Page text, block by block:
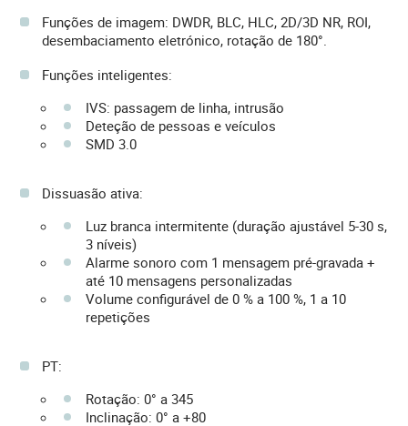
Funções de imagem: DWDR, BLC, HLC, 2D/3D NR, ROI,
desembaciamento eletrónico, rotação de 180°.
Funções inteligentes:
IVS: passagem de linha, intrusão
Deteção de pessoas e veículos
SMD 3.0
Dissuasão ativa:
Luz branca intermitente (duração ajustável 5-30 s,
3 níveis)
Alarme sonoro com 1 mensagem pré-gravada +
até 10 mensagens personalizadas
Volume configurável de 0 % a 100 %, 1 a 10
repetições
PT:
Rotação: 0° a 345
Inclinação: 0° a +80